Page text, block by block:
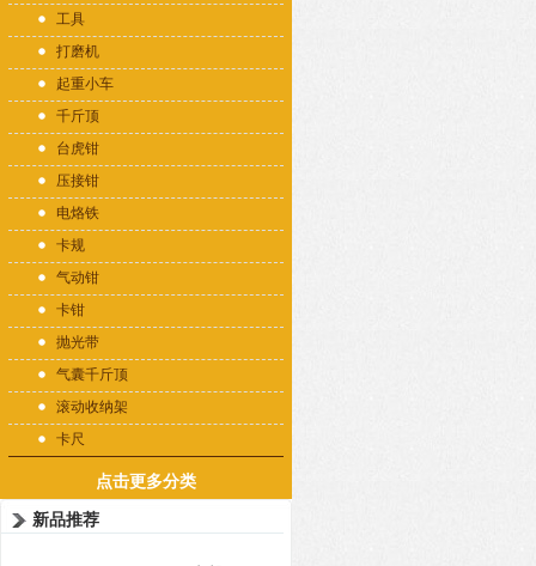
工具
打磨机
起重小车
千斤顶
台虎钳
压接钳
电烙铁
卡规
气动钳
卡钳
抛光带
气囊千斤顶
滚动收纳架
卡尺
点击更多分类
新品推荐